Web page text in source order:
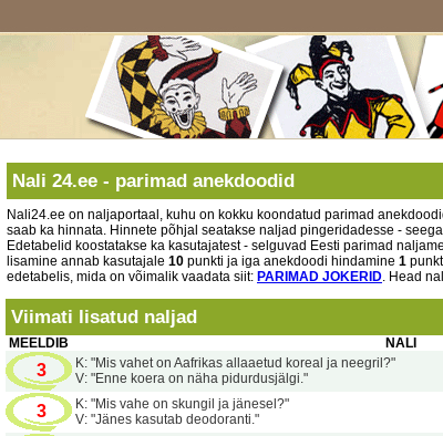
Nali 24.ee - parimad anekdoodid
Nali24.ee on naljaportaal, kuhu on kokku koondatud parimad
saab ka hinnata. Hinnete põhjal seatakse naljad pingeridadesse -
Edetabelid koostatakse ka kasutajatest - selguvad Eesti parimad
lisamine annab kasutajale 10 punkti ja iga anekdoodi hindamine 1
edetabelis, mida on võimalik vaadata siit: PARIMAD JOKERID. Head
Viimati lisatud naljad
MEELDIB NALI
3
K: "Mis vahet on Aafrikas allaaetud koreal ja neegril?"
V: "Enne koera on näha pidurdusjälgi."
3
K: "Mis vahe on skungil ja jänesel?"
V: "Jänes kasutab deodoranti."